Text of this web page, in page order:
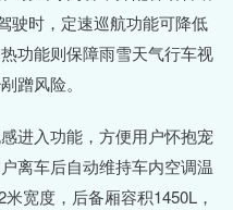
驶时，定速巡航功能可降低
功能则保障雨雪天气行车视
蹭风险。
入功能，方便用户怀抱宠
离车后自动维持车内空调温
宽度，后备厢容积1450L，